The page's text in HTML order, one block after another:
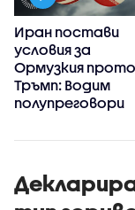
Иран постави
условия за
Ормузкия
Тръмп: Водим
полупреговори
Декларира